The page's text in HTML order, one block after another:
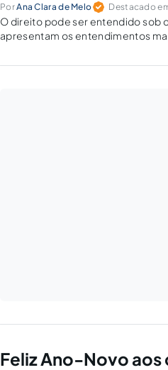
PorAna Clara de Melo Destacado
O direito pode ser entendido sob
apresentam os entendimentos
Feliz Ano-Novo